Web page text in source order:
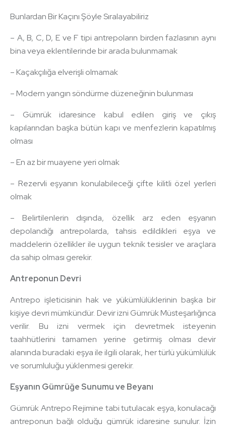
Bunlardan Bir Kaçını Şöyle Sıralayabiliriz
– A, B, C, D, E ve F tipi antrepoların birden fazlasının aynı
bina veya eklentilerinde bir arada bulunmamak
– Kaçakçılığa elverişli olmamak
– Modern yangın söndürme düzeneğinin bulunması
– Gümrük idaresince kabul edilen giriş ve çıkış
kapılarından başka bütün kapı ve menfezlerin kapatılmış
olması
– En az bir muayene yeri olmak
– Rezervli eşyanın konulabileceği çifte kilitli özel yerleri
olmak
– Belirtilenlerin dışında, özellik arz eden eşyanın
depolandığı antrepolarda, tahsis edildikleri eşya ve
maddelerin özellikler ile uygun teknik tesisler ve araçlara
da sahip olması gerekir.
Antreponun Devri
Antrepo işleticisinin hak ve yükümlülüklerinin başka bir
kişiye devri mümkündür. Devir izni Gümrük Müsteşarlığınca
verilir. Bu izni vermek için devretmek isteyenin
taahhütlerini tamamen yerine getirmiş olması devir
alanında buradaki eşya ile ilgili olarak, her türlü yükümlülük
ve sorumluluğu yüklenmesi gerekir.
Eşyanın Gümrüğe Sunumu ve Beyanı
Gümrük Antrepo Rejimine tabi tutulacak eşya, konulacağı
antreponun bağlı olduğu gümrük idaresine sunulur. İzin